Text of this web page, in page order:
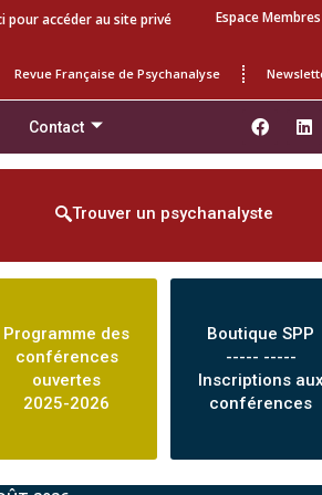
pour accéder au site privé Espace Membres
Revue Française de Psychanalyse
Contact
Trouver un psychanalyste
Programme des
conférences
ouvertes
2025-2026
Boutique SPP
----- -----
Inscriptions aux
conférences